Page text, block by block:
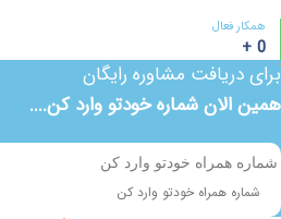
همکار فعال
0
+
برای دریافت مشاوره رایگان
همین الان شماره خودتو وارد کن....
شماره همراه خودتو وارد کن